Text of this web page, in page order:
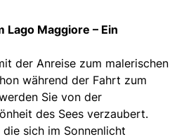
Lago Maggiore – Ein
der Anreise zum malerischen
während der Fahrt zum
Sie von der
des Sees verzaubert.
die sich im Sonnenlicht